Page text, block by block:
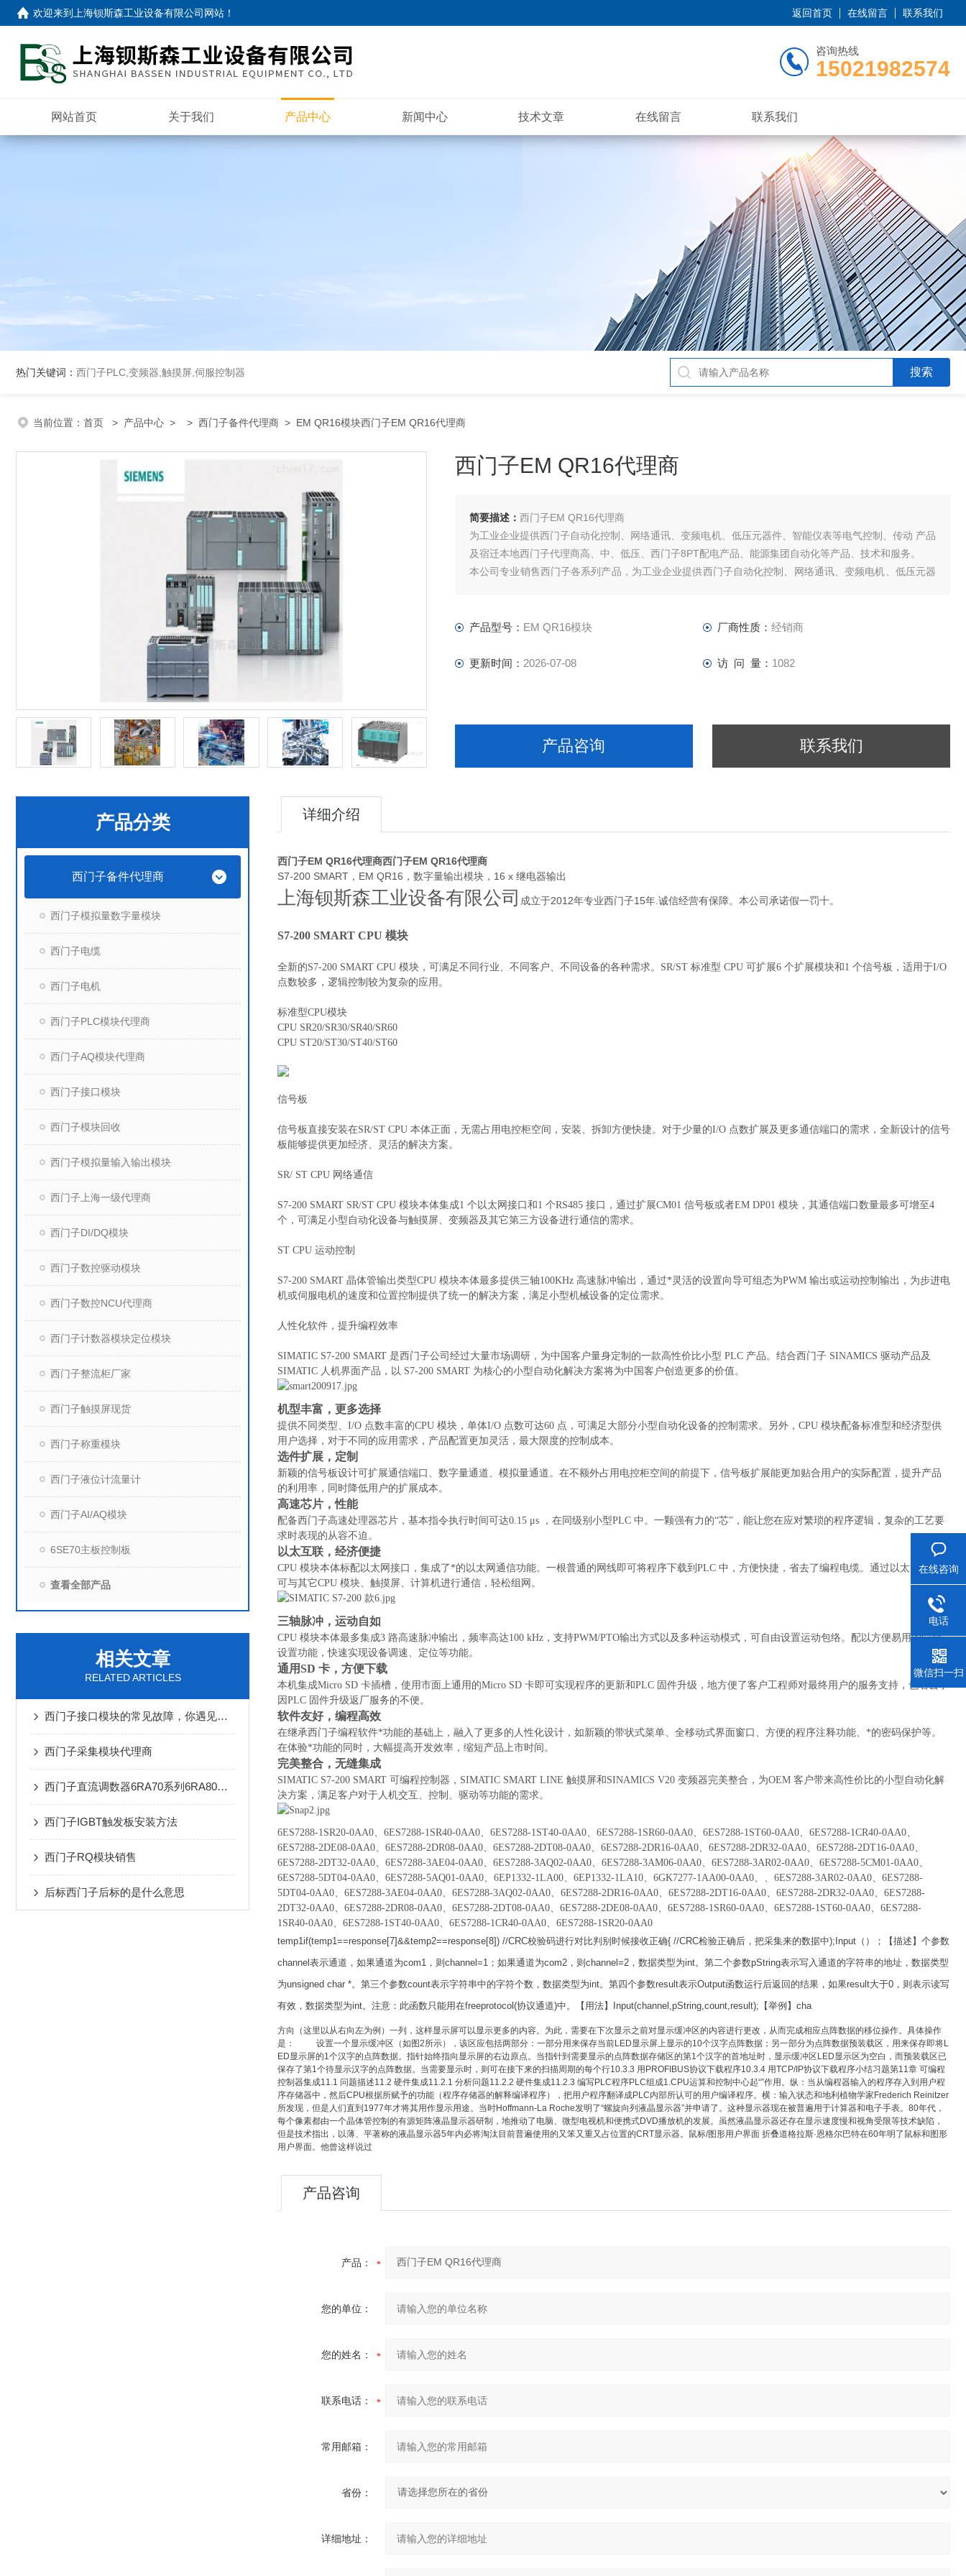
欢迎来到 上海钡斯森工业设备有限公司网站 ！ 返回首页 在线留言 联系我们
咨询热线
15021982574
网站首页 关于我们 产品中心 新闻中心 技术文章 在线留言 联系我们
热门关键词： 西门子PLC,变频器,触摸屏,伺服控制器
当前位置： 首页 > 产品中心 > > 西门子备件代理商 > EM QR16模块西门子EM QR16代理商
西门子EM QR16代理商
简要描述： 西门子EM QR16代理商
为工业企业提供西门子自动化控制、网络通讯、变频电机、低压元器件、智能仪表等电气控制、传动 产品
及宿迁本地西门子代理商高、中、低压、西门子8PT配电产品、能源集团自动化等产品、技术和服务。
本公司专业销售西门子各系列产品，为工业企业提供西门子自动化控制、网络通讯、变频电机、低压元器
产品型号： EM QR16模块 厂商性质： 经销商
更新时间： 2026-07-08 访 问 量： 1082
产品咨询 联系我们
产品分类
西门子备件代理商
西门子模拟量数字量模块
西门子电缆
西门子电机
西门子PLC模块代理商
西门子AQ模块代理商
西门子接口模块
西门子模块回收
西门子模拟量输入输出模块
西门子上海一级代理商
西门子DI/DQ模块
西门子数控驱动模块
西门子数控NCU代理商
西门子计数器模块定位模块
西门子整流柜厂家
西门子触摸屏现货
西门子称重模块
西门子液位计流量计
西门子AI/AQ模块
6SE70主板控制板
查看全部产品
相关文章
RELATED ARTICLES
西门子接口模块的常见故障，你遇见几个？
西门子采集模块代理商
西门子直流调数器6RA70系列6RA80参数
西门子IGBT触发板安装方法
西门子RQ模块销售
后标西门子后标的是什么意思
详细介绍
西门子EM QR16代理商西门子EM QR16代理商
S7-200 SMART，EM QR16，数字量输出模块，16 x 继电器输出
上海钡斯森工业设备有限公司 成立于2012年专业西门子15年.诚信经营有保障。本公司承诺假一罚十。
S7-200 SMART CPU 模块
全新的S7-200 SMART CPU 模块，可满足不同行业、不同客户、不同设备的各种需求。SR/ST 标准型 CPU 可扩展6 个扩展模块和1 个信号板，适用于I/O
点数较多，逻辑控制较为复杂的应用。
标准型CPU模块
CPU SR20/SR30/SR40/SR60
CPU ST20/ST30/ST40/ST60
信号板
信号板直接安装在SR/ST CPU 本体正面，无需占用电控柜空间，安装、拆卸方便快捷。对于少量的I/O 点数扩展及更多通信端口的需求，全新设计的信号
板能够提供更加经济、灵活的解决方案。
SR/ ST CPU 网络通信
S7-200 SMART SR/ST CPU 模块本体集成1 个以太网接口和1 个RS485 接口，通过扩展CM01 信号板或者EM DP01 模块，其通信端口数量最多可增至4
个，可满足小型自动化设备与触摸屏、变频器及其它第三方设备进行通信的需求。
ST CPU 运动控制
S7-200 SMART 晶体管输出类型CPU 模块本体最多提供三轴100KHz 高速脉冲输出，通过*灵活的设置向导可组态为PWM 输出或运动控制输出，为步进电
机或伺服电机的速度和位置控制提供了统一的解决方案，满足小型机械设备的定位需求。
人性化软件，提升编程效率
SIMATIC S7-200 SMART 是西门子公司经过大量市场调研，为中国客户量身定制的一款高性价比小型 PLC 产品。结合西门子 SINAMICS 驱动产品及
SIMATIC 人机界面产品，以 S7-200 SMART 为核心的小型自动化解决方案将为中国客户创造更多的价值。
机型丰富，更多选择
提供不同类型、I/O 点数丰富的CPU 模块，单体I/O 点数可达60 点，可满足大部分小型自动化设备的控制需求。另外，CPU 模块配备标准型和经济型供
用户选择，对于不同的应用需求，产品配置更加灵活，最大限度的控制成本。
选件扩展，定制
新颖的信号板设计可扩展通信端口、数字量通道、模拟量通道。在不额外占用电控柜空间的前提下，信号板扩展能更加贴合用户的实际配置，提升产品
的利用率，同时降低用户的扩展成本。
高速芯片，性能
配备西门子高速处理器芯片，基本指令执行时间可达0.15 μs ，在同级别小型PLC 中。一颗强有力的“芯”，能让您在应对繁琐的程序逻辑，复杂的工艺要
求时表现的从容不迫。
以太互联，经济便捷
CPU 模块本体标配以太网接口，集成了*的以太网通信功能。一根普通的网线即可将程序下载到PLC 中，方便快捷，省去了编程电缆。通过以太网接口还
可与其它CPU 模块、触摸屏、计算机进行通信，轻松组网。
三轴脉冲，运动自如
CPU 模块本体最多集成3 路高速脉冲输出，频率高达100 kHz，支持PWM/PTO输出方式以及多种运动模式，可自由设置运动包络。配以方便易用的向导
设置功能，快速实现设备调速、定位等功能。
通用SD 卡，方便下载
本机集成Micro SD 卡插槽，使用市面上通用的Micro SD 卡即可实现程序的更新和PLC 固件升级，地方便了客户工程师对最终用户的服务支持，也省去了
因PLC 固件升级返厂服务的不便。
软件友好，编程高效
在继承西门子编程软件*功能的基础上，融入了更多的人性化设计，如新颖的带状式菜单、全移动式界面窗口、方便的程序注释功能、*的密码保护等。
在体验*功能的同时，大幅提高开发效率，缩短产品上市时间。
完美整合，无缝集成
SIMATIC S7-200 SMART 可编程控制器，SIMATIC SMART LINE 触摸屏和SINAMICS V20 变频器完美整合，为OEM 客户带来高性价比的小型自动化解
决方案，满足客户对于人机交互、控制、驱动等功能的需求。
6ES7288-1SR20-0AA0、6ES7288-1SR40-0AA0、6ES7288-1ST40-0AA0、6ES7288-1SR60-0AA0、6ES7288-1ST60-0AA0、6ES7288-1CR40-0AA0、
6ES7288-2DE08-0AA0、6ES7288-2DR08-0AA0、6ES7288-2DT08-0AA0、6ES7288-2DR16-0AA0、6ES7288-2DR32-0AA0、6ES7288-2DT16-0AA0、
6ES7288-2DT32-0AA0、6ES7288-3AE04-0AA0、6ES7288-3AQ02-0AA0、6ES7288-3AM06-0AA0、6ES7288-3AR02-0AA0、6ES7288-5CM01-0AA0、
6ES7288-5DT04-0AA0、6ES7288-5AQ01-0AA0、6EP1332-1LA00、6EP1332-1LA10、6GK7277-1AA00-0AA0、、6ES7288-3AR02-0AA0、6ES7288-
5DT04-0AA0、6ES7288-3AE04-0AA0、6ES7288-3AQ02-0AA0、6ES7288-2DR16-0AA0、6ES7288-2DT16-0AA0、6ES7288-2DR32-0AA0、6ES7288-
2DT32-0AA0、6ES7288-2DR08-0AA0、6ES7288-2DT08-0AA0、6ES7288-2DE08-0AA0、6ES7288-1SR60-0AA0、6ES7288-1ST60-0AA0、6ES7288-
1SR40-0AA0、6ES7288-1ST40-0AA0、6ES7288-1CR40-0AA0、6ES7288-1SR20-0AA0
temp1if(temp1==response[7]&&temp2==response[8]) //CRC校验码进行对比判别时候接收正确{ //CRC检验正确后，把采集来的数据中);Input（）；【描述】个参数
channel表示通道，如果通道为com1，则channel=1；如果通道为com2，则channel=2，数据类型为int。第二个参数pString表示写入通道的字符串的地址，数据类型
为unsigned char *。第三个参数count表示字符串中的字符个数，数据类型为int。第四个参数result表示Output函数运行后返回的结果，如果result大于0，则表示读写
有效，数据类型为int。注意：此函数只能用在freeprotocol(协议通道)中。【用法】Input(channel,pString,count,result);【举例】cha
方向（这里以从右向左为例）一列，这样显示屏可以显示更多的内容。为此，需要在下次显示之前对显示缓冲区的内容进行更改，从而完成相应点阵数据的移位操作。具体操作
是： 设置一个显示缓冲区（如图2所示），该区应包括两部分：一部分用来保存当前LED显示屏上显示的10个汉字点阵数据；另一部分为点阵数据预装载区，用来保存即将L
ED显示屏的1个汉字的点阵数据。指针始终指向显示屏的右边原点。当指针到需要显示的点阵数据存储区的第1个汉字的首地址时，显示缓冲区LED显示区为空白，而预装载区已
保存了第1个待显示汉字的点阵数据。当需要显示时，则可在接下来的扫描周期的每个行10.3.3 用PROFIBUS协议下载程序10.3.4 用TCP/IP协议下载程序小结习题第11章 可编程
控制器集成11.1 问题描述11.2 硬件集成11.2.1 分析问题11.2.2 硬件集成11.2.3 编写PLC程序PLC组成1.CPU运算和控制中心起“”作用。纵：当从编程器输入的程序存入到用户程
序存储器中，然后CPU根据所赋予的功能（程序存储器的解释编译程序），把用户程序翻译成PLC内部所认可的用户编译程序。横：输入状态和地利植物学家Frederich Reinitzer
所发现，但是人们直到1977年才将其用作显示用途。当时Hoffmann-La Roche发明了“螺旋向列液晶显示器”并申请了。这种显示器现在被普遍用于计算器和电子手表。80年代，
每个像素都由一个晶体管控制的有源矩阵液晶显示器研制，地推动了电脑、微型电视机和便携式DVD播放机的发展。虽然液晶显示器还存在显示速度慢和视角受限等技术缺陷，
但是技术指出，以薄、平著称的液晶显示器5年内必将淘汰目前普遍使用的又笨又重又占位置的CRT显示器。鼠标/图形用户界面 折叠道格拉斯·恩格尔巴特在60年明了鼠标和图形
用户界面。他曾这样说过
产品咨询
产品：
您的单位：
您的姓名：
联系电话：
常用邮箱：
省份：
详细地址：
在线咨询
电话
微信扫一扫